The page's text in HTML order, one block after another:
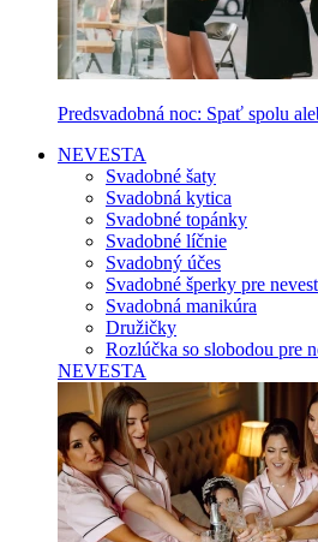
Predsvadobná noc: Spať spolu
NEVESTA
Svadobné šaty
Svadobná kytica
Svadobné topánky
Svadobné líčnie
Svadobný účes
Svadobné šperky pre
Svadobná manikúra
Družičky
Rozlúčka so slobodou pre
NEVESTA